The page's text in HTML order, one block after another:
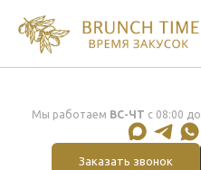
Мы работаем ВС-ЧТ с 08:00
Заказать звонок